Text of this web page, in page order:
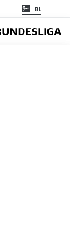
BL